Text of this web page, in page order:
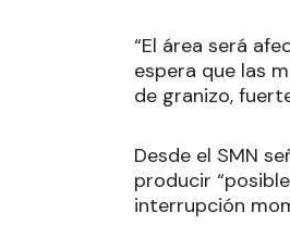
“El área será
espera que las
de granizo,
Desde el SMN
producir
interrupción